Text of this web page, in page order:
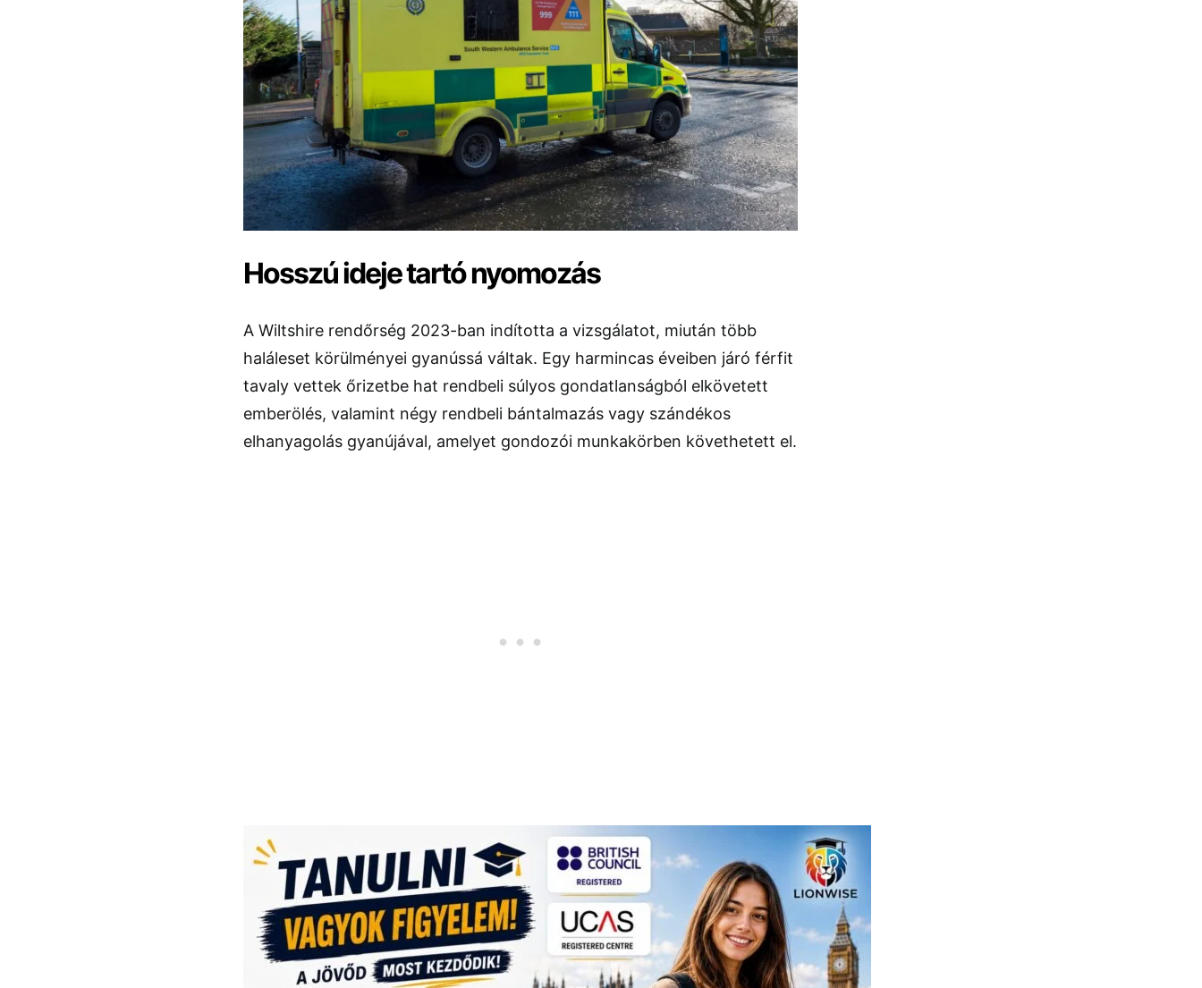
Hosszú ideje tartó nyomozás
A Wiltshire rendőrség 2023-ban indította a vizsgálatot, miután több
haláleset körülményei gyanússá váltak. Egy harmincas éveiben járó férfit
tavaly vettek őrizetbe hat rendbeli súlyos gondatlanságból elkövetett
emberölés, valamint négy rendbeli bántalmazás vagy szándékos
elhanyagolás gyanújával, amelyet gondozói munkakörben követhetett el.